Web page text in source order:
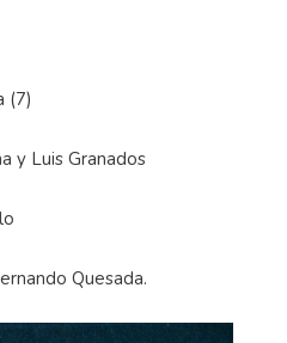
(7)
y Luis Granados
Quesada.